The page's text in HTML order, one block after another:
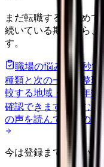
まだ転職すると決め
続いている期間から、
す。
職場の悩みを30秒で
種類と次の一歩を整理
較する地域・経験年数
確認できます。
進む
の声を読んで、今の職
今は登録までしない人